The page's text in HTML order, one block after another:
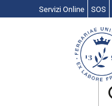
Servizi Online SOS